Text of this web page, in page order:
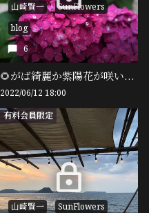
山崎賢一
SunFlowers
blog
6
🌻がば綺麗か紫陽花が咲いたですばい🌻
2022/06/12 18:00
有料会員限定
山崎賢一
SunFlowers